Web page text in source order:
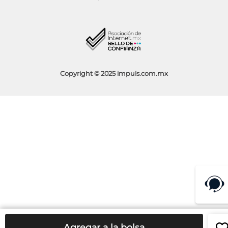
Aviso de Privacidad
Copyright © 2025 impuls.com.mx